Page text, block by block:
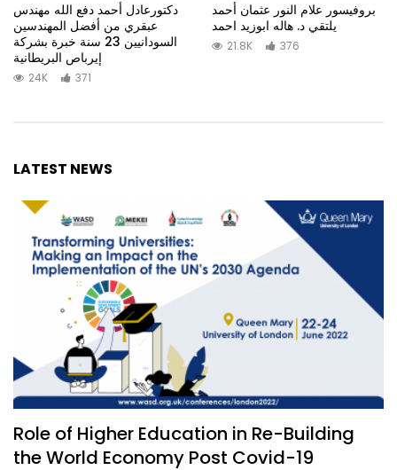
دكتورعادل أحمد دفع الله مهندس
عبقري من أفضل المهندسين
السودانيين 23 سنة خبرة بشركة
إيرباص البريطانية
24K 371
بروفيسور علام النور عثمان أحمد
يلتقي د. هاله ابوزيد احمد
21.8K 376
LATEST NEWS
Role of Higher Education in Re-Building
the World Economy Post Covid-19